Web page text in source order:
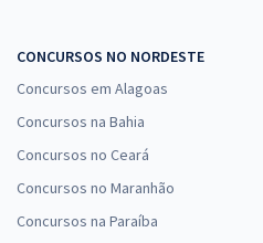
CONCURSOS NO NORDESTE
Concursos em Alagoas
Concursos na Bahia
Concursos no Ceará
Concursos no Maranhão
Concursos na Paraíba